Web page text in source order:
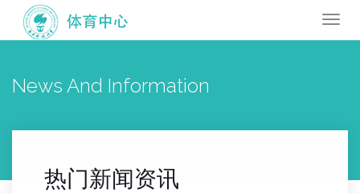
News And Information
热门新闻资讯